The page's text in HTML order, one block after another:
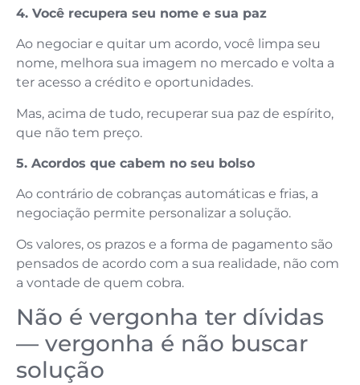
4. Você recupera seu nome e sua paz
Ao negociar e quitar um acordo, você limpa seu
nome, melhora sua imagem no mercado e volta a
ter acesso a crédito e oportunidades.
Mas, acima de tudo, recuperar sua paz de espírito,
que não tem preço.
5. Acordos que cabem no seu bolso
Ao contrário de cobranças automáticas e frias, a
negociação permite personalizar a solução.
Os valores, os prazos e a forma de pagamento são
pensados de acordo com a sua realidade, não com
a vontade de quem cobra.
Não é vergonha ter dívidas
— vergonha é não buscar
solução